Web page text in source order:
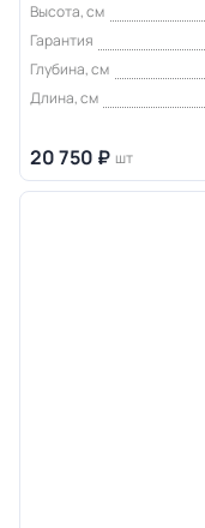
Высота, см
Гарантия
Глубина, см
Длина, см
20 750 ₽ шт